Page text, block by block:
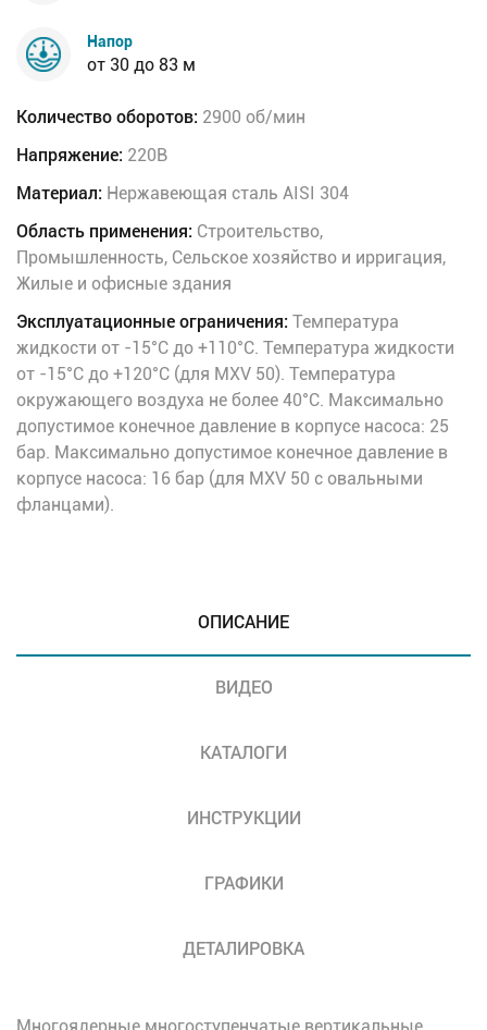
Напор
от 30 до 83 м
Количество оборотов: 2900 об/мин
Напряжение: 220В
Материал: Нержавеющая сталь AISI 304
Область применения: Строительство,
Промышленность, Сельское хозяйство и ирригация,
Жилые и офисные здания
Эксплуатационные ограничения: Температура
жидкости от -15°C до +110°C. Температура жидкости
от -15°C до +120°C (для MXV 50). Температура
окружающего воздуха не более 40°C. Максимально
допустимое конечное давление в корпусе насоса: 25
бар. Максимально допустимое конечное давление в
корпусе насоса: 16 бар (для MXV 50 с овальными
фланцами).
ОПИСАНИЕ
ВИДЕО
КАТАЛОГИ
ИНСТРУКЦИИ
ГРАФИКИ
ДЕТАЛИРОВКА